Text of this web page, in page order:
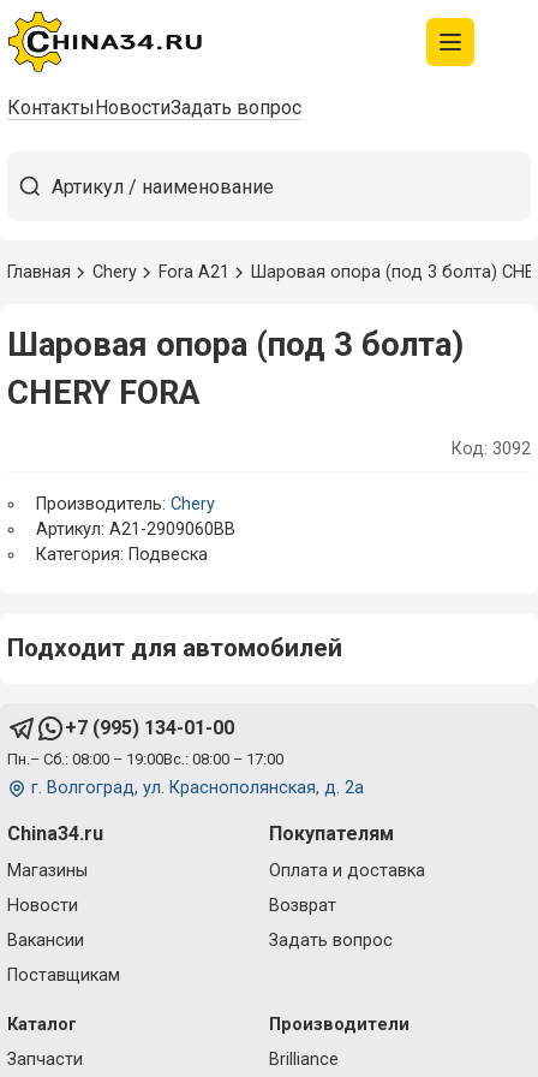
КонтактыНовостиЗадать вопрос
Главная Chery Fora A21 Шаровая опора (под 3 болта)
Шаровая опора (под 3 болта)
CHERY FORA
Код: 3092
Производитель: Chery
Артикул: A21-2909060BB
Категория: Подвеска
Подходит для автомобилей
+7 (995) 134-01-00
Пн.– Сб.: 08:00 – 19:00Вс.: 08:00 – 17:00
г. Волгоград, ул. Краснополянская, д. 2а
China34.ru
Магазины
Новости
Вакансии
Поставщикам
Покупателям
Оплата и доставка
Возврат
Задать вопрос
Каталог
Запчасти
Производители
Brilliance